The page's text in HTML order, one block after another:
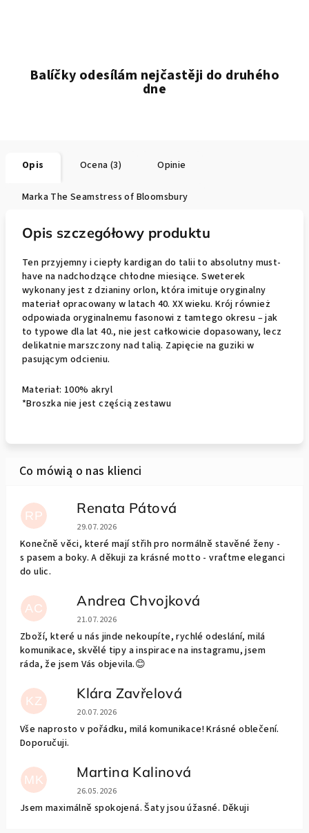
Balíčky odesílám nejčastěji do druhého
dne
Opis Ocena (3) Opinie
Marka The Seamstress of Bloomsbury
Opis szczegółowy produktu
Ten przyjemny i ciepły kardigan do talii to absolutny must-
have na nadchodzące chłodne miesiące. Sweterek
wykonany jest z dzianiny orlon, która imituje oryginalny
materiał opracowany w latach 40. XX wieku. Krój również
odpowiada oryginalnemu fasonowi z tamtego okresu – jak
to typowe dla lat 40., nie jest całkowicie dopasowany, lecz
delikatnie marszczony nad talią. Zapięcie na guziki w
pasującym odcieniu.
Materiał: 100% akryl
*Broszka nie jest częścią zestawu
RP Renata Pátová
Ocena sklepu to 5 na 5 gwiazdek.
29.07.2026
Konečně věci, které mají střih pro normálně stavěné ženy -
s pasem a boky. A děkuji za krásné motto - vraťtme eleganci
do ulic.
AC Andrea Chvojková
Ocena sklepu to 5 na 5 gwiazdek.
21.07.2026
Zboží, které u nás jinde nekoupíte, rychlé odeslání, milá
komunikace, skvělé tipy a inspirace na instagramu, jsem
ráda, že jsem Vás objevila.😊
KZ Klára Zavřelová
Ocena sklepu to 5 na 5 gwiazdek.
20.07.2026
Vše naprosto v pořádku, milá komunikace! Krásné oblečení.
Doporučuji.
MK Martina Kalinová
Ocena sklepu to 5 na 5 gwiazdek.
26.05.2026
Jsem maximálně spokojená. Šaty jsou úžasné. Děkuji